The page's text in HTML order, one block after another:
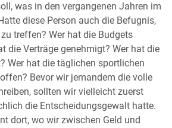
was in den vergangenen Jahren im
diese Person auch die Befugnis,
treffen? Wer hat die Budgets
die Verträge genehmigt? Wer hat die
Wer hat die täglichen sportlichen
Bevor wir jemandem die volle
sollten wir vielleicht zuerst
die Entscheidungsgewalt hatte.
dort, wo wir zwischen Geld und